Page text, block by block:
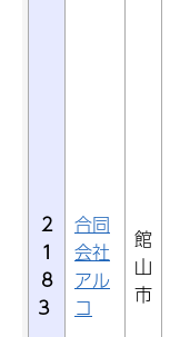
2
1
8
3
合同
会社
アル
コ
館
山
市